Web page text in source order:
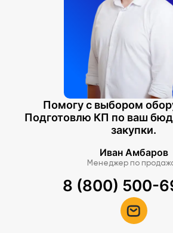
Помогу с выбором
Подготовлю КП по ваш
закупки.
Иван Амбаров
Менеджер по
8 (800) 500-